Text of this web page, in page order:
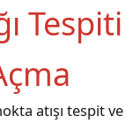
Tespiti
atışı tespit ve